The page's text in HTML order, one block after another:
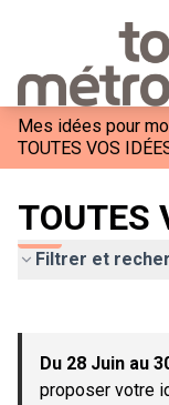
Mes idées pour
TOUTES VOS
TOUTES
Filtrer et
−
Du 28 Juin au
proposer votre